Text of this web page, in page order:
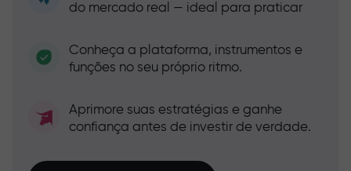
do mercado real — ideal para praticar
Conheça a plataforma, instrumentos e
funções no seu próprio ritmo.
Aprimore suas estratégias e ganhe
confiança antes de investir de verdade.